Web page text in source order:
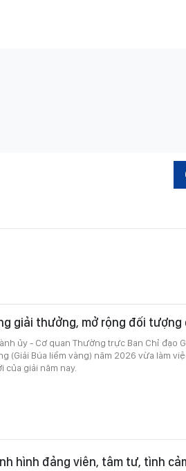
giải thưởng, mở rộng đối tượng
ủy - Cơ quan Thường trực Ban Chỉ đạo
(Giải Búa liềm vàng) năm 2026 vừa làm
của giải năm nay.
hình đảng viên, tâm tư, tình